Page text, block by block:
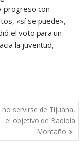
progreso con
«sí se puede»,
el voto para un
la juventud,
no servirse de Tijuana,
el objetivo de Badiola
Montaño